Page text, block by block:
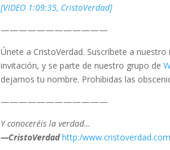
[VIDEO 1:09:35, CristoVerdad]
————————————
Únete a CristoVerdad. Suscríbete a
invitación, y se parte de nuestro grupo de
dejarnos tu nombre. Prohibidas las
————————————
Y conoceréis la verdad…
—CristoVerdad http:/